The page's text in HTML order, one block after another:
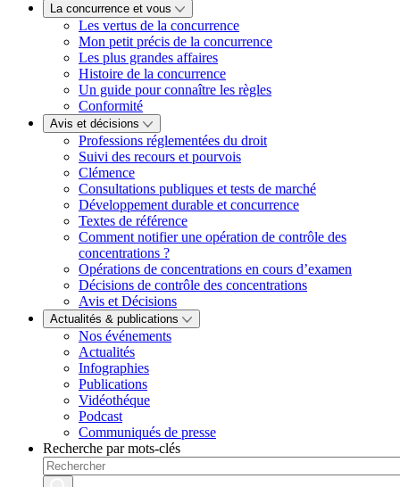
La concurrence et vous
Les vertus de la concurrence
Mon petit précis de la concurrence
Les plus grandes affaires
Histoire de la concurrence
Un guide pour connaître les règles
Conformité
Avis et décisions
Professions réglementées du droit
Suivi des recours et pourvois
Clémence
Consultations publiques et tests de marché
Développement durable et concurrence
Textes de référence
Comment notifier une opération de contrôle des
concentrations ?
Opérations de concentrations en cours d’examen
Décisions de contrôle des concentrations
Avis et Décisions
Actualités & publications
Nos événements
Actualités
Infographies
Publications
Vidéothéque
Podcast
Communiqués de presse
Recherche par mots-clés